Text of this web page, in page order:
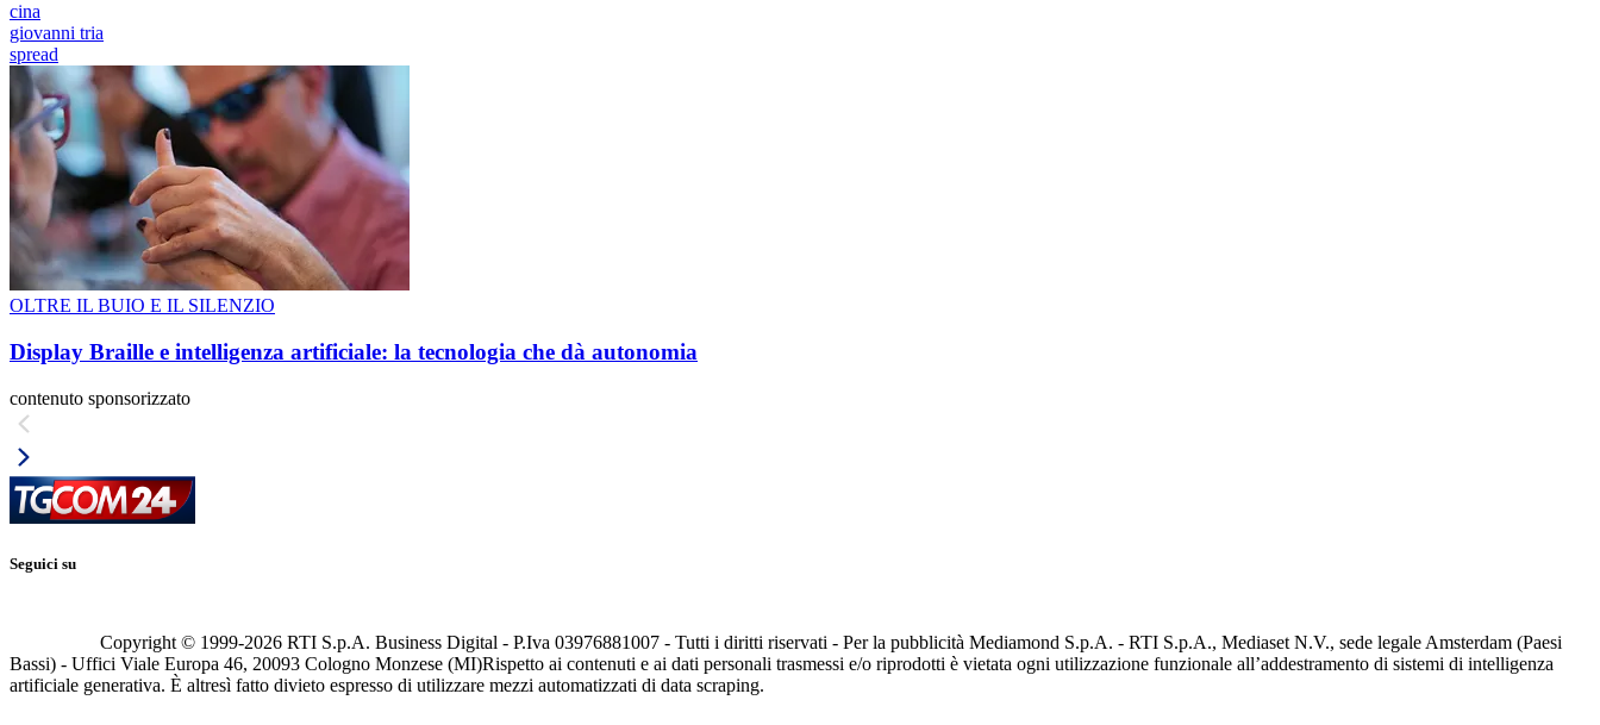
cina
giovanni tria
spread
OLTRE IL BUIO E IL SILENZIO
Display Braille e intelligenza artificiale: la tecnologia che dà autonomia
contenuto sponsorizzato
Seguici su
Copyright © 1999-2026 RTI S.p.A. Business Digital - P.Iva 03976881007 - Tutti i diritti riservati - Per la pubblicità Mediamond S.p.A. - RTI S.p.A., Mediaset N.V., sede legale Amsterdam (Paesi
Bassi) - Uffici Viale Europa 46, 20093 Cologno Monzese (MI)Rispetto ai contenuti e ai dati personali trasmessi e/o riprodotti è vietata ogni utilizzazione funzionale all’addestramento di sistemi di intelligenza
artificiale generativa. È altresì fatto divieto espresso di utilizzare mezzi automatizzati di data scraping.